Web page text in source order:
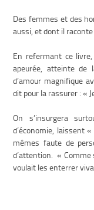
Des femmes et des
aussi, et dont il
En refermant ce
apeurée, atteinte de
d’amour magnifique
dit pour la rassurer : «
On s’insurgera
d’économie, laissent
mêmes faute de
d’attention. « Comme
voulait les enterrer